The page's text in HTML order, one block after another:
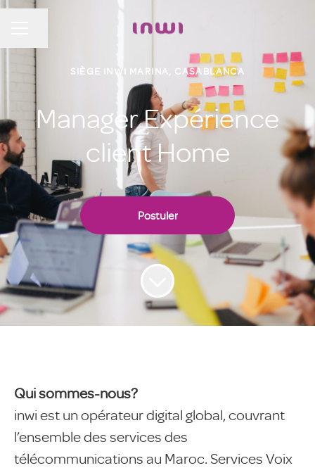
SIÈGE INWI MARINA, CASABLANCA
Manager Expérience
client Home
Postuler
Qui sommes-nous?
inwi est un opérateur digital global, couvrant
l’ensemble des services des
télécommunications au Maroc. Services Voix